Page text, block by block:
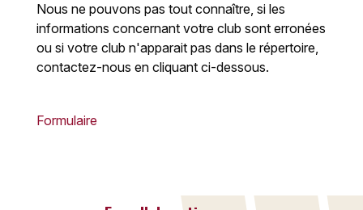
Nous ne pouvons pas tout connaître, si les
informations concernant votre club sont erronées
ou si votre club n'apparait pas dans le répertoire,
contactez-nous en cliquant ci-dessous.
Formulaire